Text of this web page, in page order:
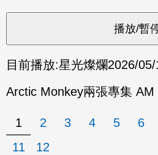
目前播放:星光燦爛2026/05/
Arctic Monkey兩張專集 AM
1 2 3 4 5 6
11
12